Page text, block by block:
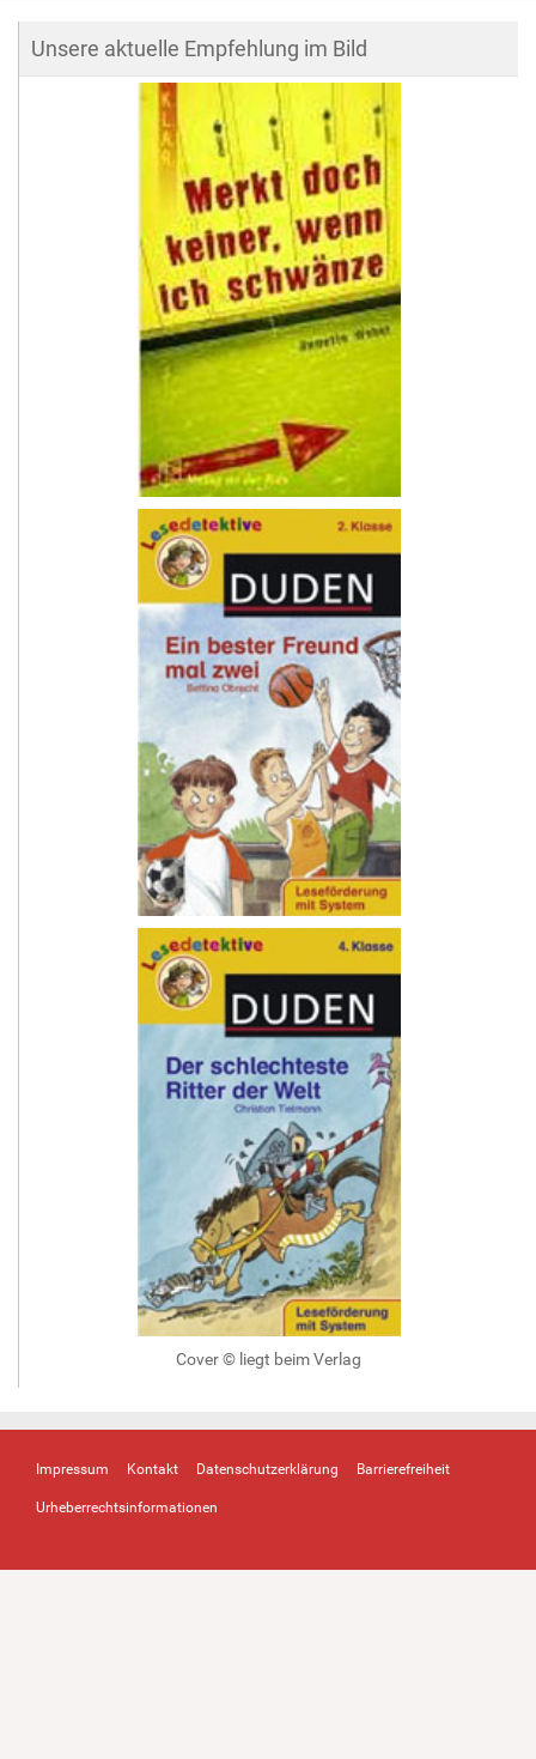
Unsere aktuelle Empfehlung im Bild
Cover © liegt beim Verlag
Impressum Kontakt Datenschutzerklärung Barrierefreiheit
Urheberrechtsinformationen